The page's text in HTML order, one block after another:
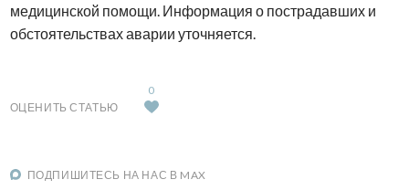
медицинской помощи. Информация о пострадавших и
обстоятельствах аварии уточняется.
ОЦЕНИТЬ СТАТЬЮ
0
ПОДПИШИТЕСЬ НА НАС В MAX